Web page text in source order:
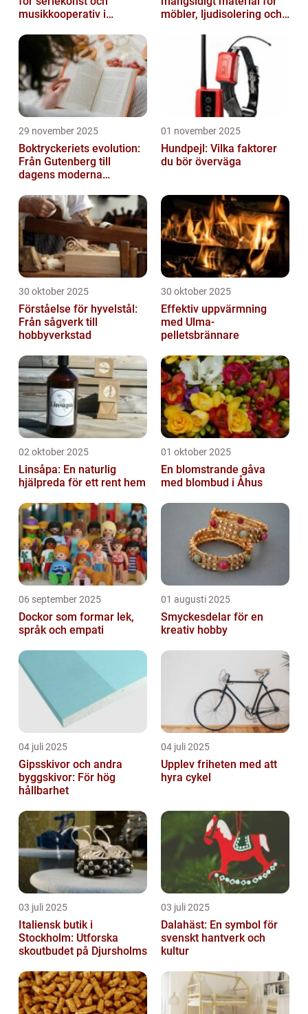
musikkooperativ i
möbler, ljudisolering och
29 november 2025
Boktryckeriets evolution:
Från Gutenberg till
dagens moderna
01 november 2025
Hundpejl: Vilka faktorer
du bör överväga
30 oktober 2025
Förståelse för hyvelstål:
Från sågverk till
hobbyverkstad
30 oktober 2025
Effektiv uppvärmning
med Ulma-
pelletsbrännare
02 oktober 2025
Linsåpa: En naturlig
hjälpreda för ett rent hem
01 oktober 2025
En blomstrande gåva
med blombud i Åhus
06 september 2025
Dockor som formar lek,
språk och empati
01 augusti 2025
Smyckesdelar för en
kreativ hobby
04 juli 2025
Gipsskivor och andra
byggskivor: För hög
hållbarhet
04 juli 2025
Upplev friheten med att
hyra cykel
03 juli 2025
Italiensk butik i
Stockholm: Utforska
skoutbudet på Djursholms
03 juli 2025
Dalahäst: En symbol för
svenskt hantverk och
kultur